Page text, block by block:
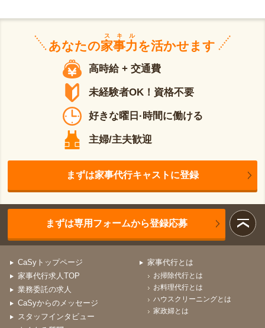
あなたの家事力
スキル
を活かせます
高時給 + 交通費
未経験者OK！資格不要
好きな曜日·時間に働ける
主婦/主夫歓迎
まずは家事代行キャストに登録
まずは専用フォームから登録応募
CaSyトップページ
家事代行求人TOP
業務委託の求人
CaSyからのメッセージ
スタッフインタビュー
家事代行とは
お掃除代行とは
お料理代行とは
ハウスクリーニングとは
家政婦とは